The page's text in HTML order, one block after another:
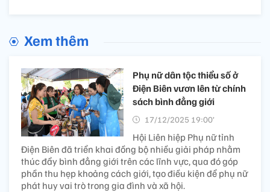
Xem thêm
Phụ nữ dân tộc thiểu số ở
Điện Biên vươn lên từ chính
sách bình đẳng giới
17/12/2025 19:00’
Hội Liên hiệp Phụ nữ tỉnh
Điện Biên đã triển khai đồng bộ nhiều giải pháp nhằm
thúc đẩy bình đẳng giới trên các lĩnh vực, qua đó góp
phần thu hẹp khoảng cách giới, tạo điều kiện để phụ nữ
phát huy vai trò trong gia đình và xã hội.